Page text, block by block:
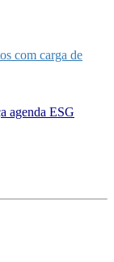
com carga de
agenda ESG